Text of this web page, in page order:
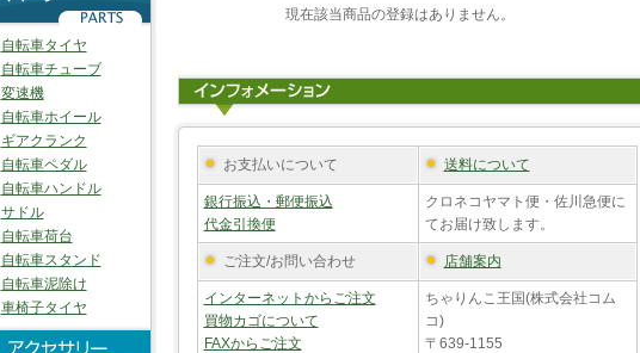
自転車タイヤ
自転車チューブ
変速機
自転車ホイール
ギアクランク
自転車ペダル
自転車ハンドル
サドル
自転車荷台
自転車スタンド
自転車泥除け
車椅子タイヤ
現在該当商品の登録はありません。
お支払いについて 送料について
銀行振込・郵便振込
代金引換便
クロネコヤマト便・佐川急便に
てお届け致します。
ご注文/お問い合わせ 店舗案内
インターネットからご注文
買物カゴについて
FAXからご注文
ちゃりんこ王国(株式会社コム
コ)
〒639-1155